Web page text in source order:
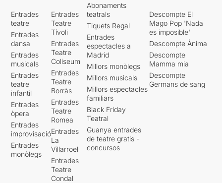
Entrades
teatre
Entrades
dansa
Entrades
musicals
Entrades
teatre
infantil
Entrades
òpera
Entrades
improvisació
Entrades
monòlegs
Entrades
Teatre
Tívoli
Entrades
Teatre
Coliseum
Entrades
Teatre
Borràs
Entrades
Teatre
Romea
Entrades
La
Villarroel
Entrades
Teatre
Condal
Abonaments
teatrals
Tiquets Regal
Entrades
espectacles a
Madrid
Millors monòlegs
Millors musicals
Millors espectacles
familiars
Black Friday
Teatral
Guanya entrades
de teatre gratis -
concursos
Descompte El
Mago Pop 'Nada
es imposible'
Descompte Ànima
Descompte
Mamma mia
Descompte
Germans de sang